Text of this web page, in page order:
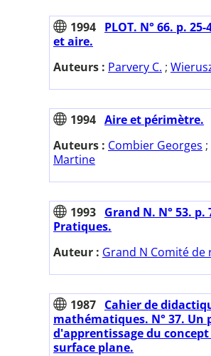
1994 PLOT. N° 66. p.
et aire.
Auteurs : Parvery C. ;
1994 Aire et périmètre.
Auteurs : Combier Georges ;
Martine
1993 Grand N. N° 53. p.
Pratiques.
Auteur : Grand N Comité de
1987 Cahier de
mathématiques. N° 37. Un
d'apprentissage du
surface plane.